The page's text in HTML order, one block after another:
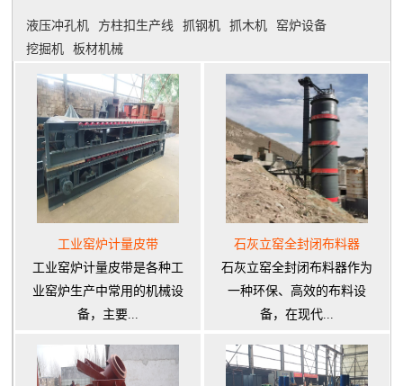
液压冲孔机 方柱扣生产线 抓钢机 抓木机
窑炉设备
挖掘机
板材机械
工业窑炉计量皮带
工业窑炉计量皮带是各种工
业窑炉生产中常用的机械设
备，主要...
石灰立窑全封闭布料器
石灰立窑全封闭布料器作为
一种环保、高效的布料设
备，在现代...